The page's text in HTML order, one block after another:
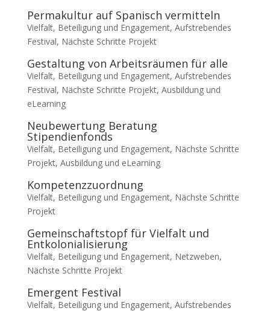
Permakultur auf Spanisch vermitteln
Vielfalt, Beteiligung und Engagement, Aufstrebendes
Festival, Nächste Schritte Projekt
Gestaltung von Arbeitsräumen für alle
Vielfalt, Beteiligung und Engagement, Aufstrebendes
Festival, Nächste Schritte Projekt, Ausbildung und
eLearning
Neubewertung Beratung
Stipendienfonds
Vielfalt, Beteiligung und Engagement, Nächste Schritte
Projekt, Ausbildung und eLearning
Kompetenzzuordnung
Vielfalt, Beteiligung und Engagement, Nächste Schritte
Projekt
Gemeinschaftstopf für Vielfalt und
Entkolonialisierung
Vielfalt, Beteiligung und Engagement, Netzweben,
Nächste Schritte Projekt
Emergent Festival
Vielfalt, Beteiligung und Engagement, Aufstrebendes